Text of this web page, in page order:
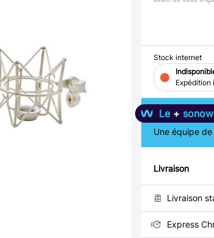
Stock internet
Expédition
Le +
Une équipe de
Livraison
Livraison
Express